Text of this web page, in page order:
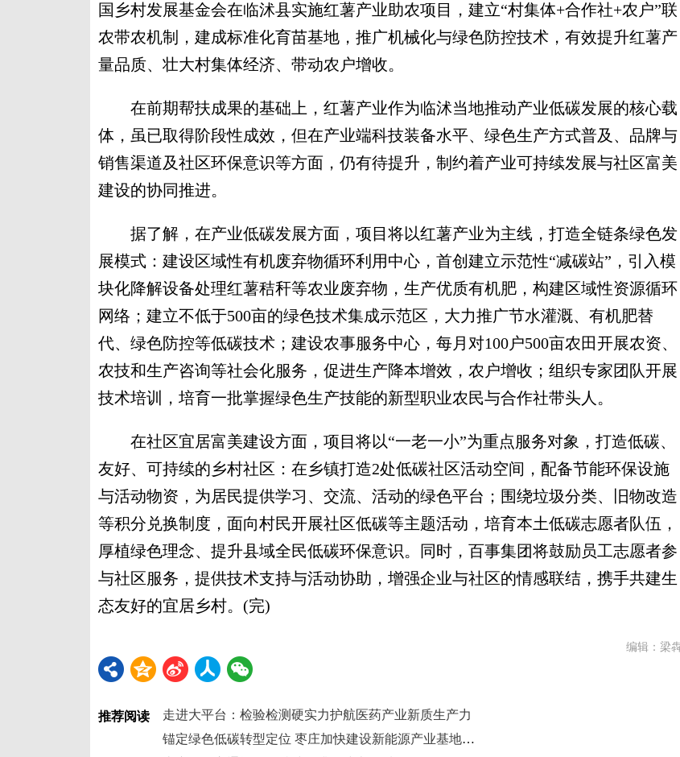
国乡村发展基金会在临沭县实施红薯产业助农项目，建立“村集体+合作社+农户”联
农带农机制，建成标准化育苗基地，推广机械化与绿色防控技术，有效提升红薯产
量品质、壮大村集体经济、带动农户增收。
在前期帮扶成果的基础上，红薯产业作为临沭当地推动产业低碳发展的核心载
体，虽已取得阶段性成效，但在产业端科技装备水平、绿色生产方式普及、品牌与
销售渠道及社区环保意识等方面，仍有待提升，制约着产业可持续发展与社区富美
建设的协同推进。
据了解，在产业低碳发展方面，项目将以红薯产业为主线，打造全链条绿色发
展模式：建设区域性有机废弃物循环利用中心，首创建立示范性“减碳站”，引入模
块化降解设备处理红薯秸秆等农业废弃物，生产优质有机肥，构建区域性资源循环
网络；建立不低于500亩的绿色技术集成示范区，大力推广节水灌溉、有机肥替
代、绿色防控等低碳技术；建设农事服务中心，每月对100户500亩农田开展农资、
农技和生产咨询等社会化服务，促进生产降本增效，农户增收；组织专家团队开展
技术培训，培育一批掌握绿色生产技能的新型职业农民与合作社带头人。
在社区宜居富美建设方面，项目将以“一老一小”为重点服务对象，打造低碳、
友好、可持续的乡村社区：在乡镇打造2处低碳社区活动空间，配备节能环保设施
与活动物资，为居民提供学习、交流、活动的绿色平台；围绕垃圾分类、旧物改造
等积分兑换制度，面向村民开展社区低碳等主题活动，培育本土低碳志愿者队伍，
厚植绿色理念、提升县域全民低碳环保意识。同时，百事集团将鼓励员工志愿者参
与社区服务，提供技术支持与活动协助，增强企业与社区的情感联结，携手共建生
态友好的宜居乡村。(完)
编辑：梁
推荐阅读
走进大平台：检验检测硬实力护航医药产业新质生产力
锚定绿色低碳转型定位 枣庄加快建设新能源产业基地与文旅名城